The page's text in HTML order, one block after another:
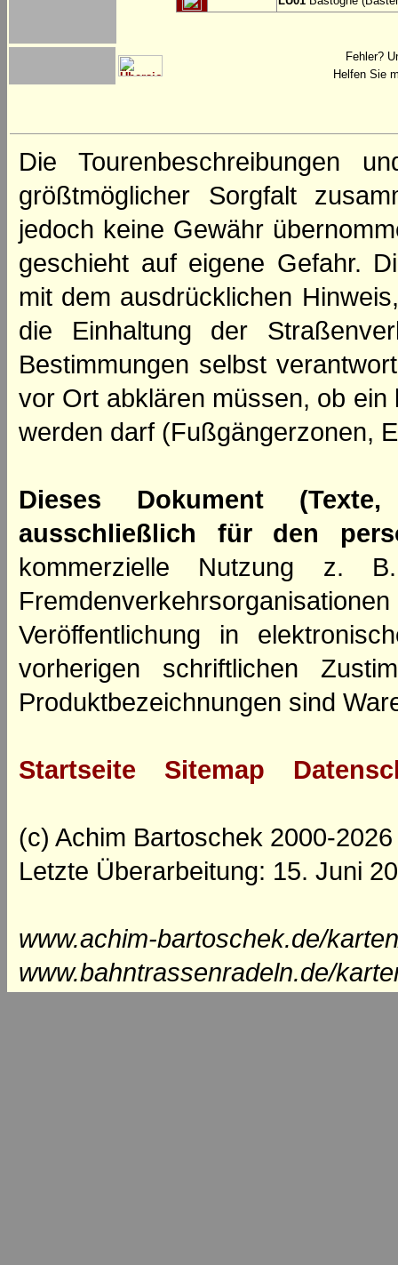
Fehler?
Helfen Sie
Die Tourenbeschreibungen
größtmöglicher Sorgfalt
jedoch keine Gewähr
geschieht auf eigene Gefahr.
mit dem ausdrücklichen
die Einhaltung der
Bestimmungen selbst
vor Ort abklären müssen, ob
werden darf (Fußgängerzonen,
Dieses Dokument
ausschließlich für den
kommerzielle Nutzung z.
Veröffentlichung in
vorherigen schriftlichen
Produktbezeichnungen sind
Startseite Sitemap
(c) Achim Bartoschek 2000-2026
Letzte Überarbeitung: 15. Juni
www.achim-bartoschek.de/
www.bahntrassenradeln.de/